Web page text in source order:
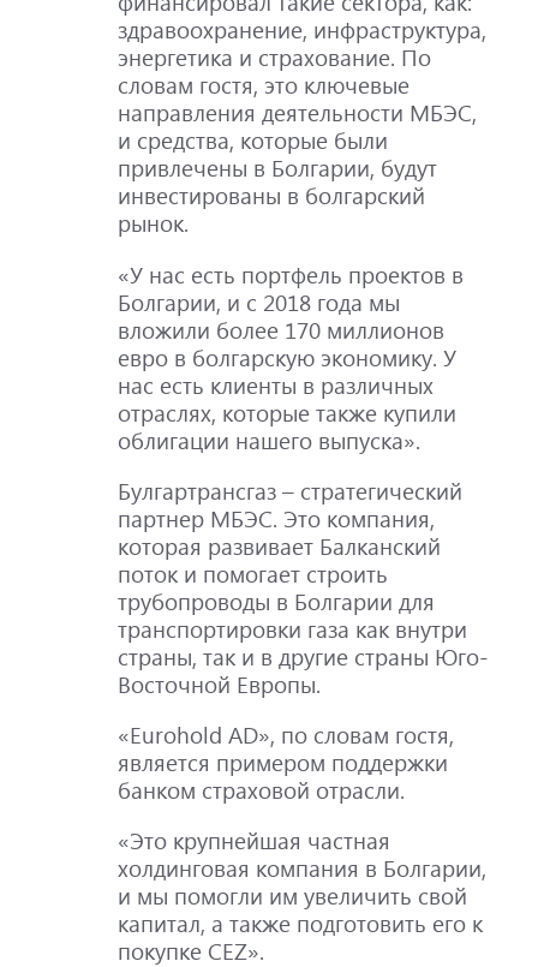
здравоохранение, инфраструктура,
энергетика и страхование. По
словам гостя, это ключевые
направления деятельности МБЭС,
и средства, которые были
привлечены в Болгарии, будут
инвестированы в болгарский
рынок.
«У нас есть портфель проектов в
Болгарии, и с 2018 года мы
вложили более 170 миллионов
евро в болгарскую экономику. У
нас есть клиенты в различных
отраслях, которые также купили
облигации нашего выпуска».
Булгартрансгаз – стратегический
партнер МБЭС. Это компания,
которая развивает Балканский
поток и помогает строить
трубопроводы в Болгарии для
транспортировки газа как внутри
страны, так и в другие страны Юго-
Восточной Европы.
«Eurohold AD», по словам гостя,
является примером поддержки
банком страховой отрасли.
«Это крупнейшая частная
холдинговая компания в Болгарии,
и мы помогли им увеличить свой
капитал, а также подготовить его к
покупке CEZ».